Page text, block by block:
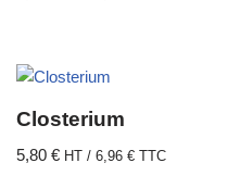
Closterium
5,80 € HT / 6,96 € TTC